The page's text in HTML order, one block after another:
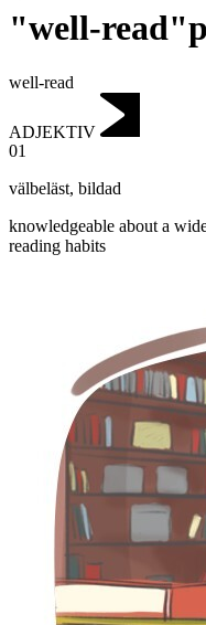
"well-
well-read
ADJEKTIV
01
välbeläst, bildad
knowledgeable about a
reading habits